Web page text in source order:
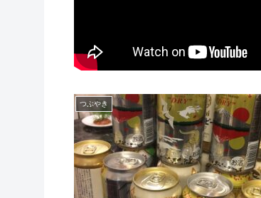
つぶやき